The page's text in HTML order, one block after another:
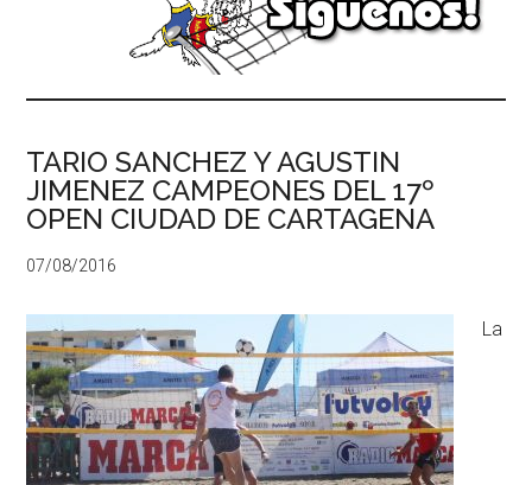
TARIO SANCHEZ Y AGUSTIN
JIMENEZ CAMPEONES DEL 17º
OPEN CIUDAD DE CARTAGENA
07/08/2016
La